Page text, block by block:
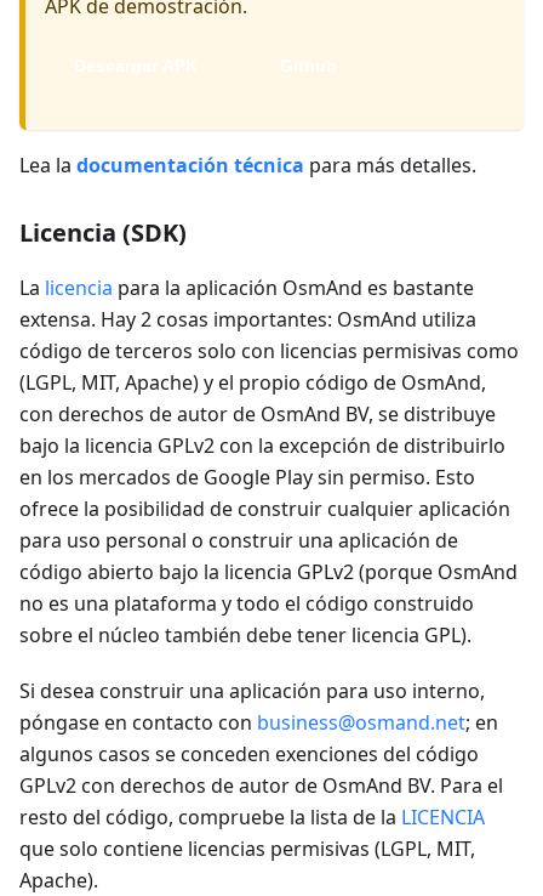
APK de demostración.
Descargar APK Github
Lea la documentación técnica para más detalles.
Licencia (SDK)
La licencia para la aplicación OsmAnd es bastante
extensa. Hay 2 cosas importantes: OsmAnd utiliza
código de terceros solo con licencias permisivas como
(LGPL, MIT, Apache) y el propio código de OsmAnd,
con derechos de autor de OsmAnd BV, se distribuye
bajo la licencia GPLv2 con la excepción de distribuirlo
en los mercados de Google Play sin permiso. Esto
ofrece la posibilidad de construir cualquier aplicación
para uso personal o construir una aplicación de
código abierto bajo la licencia GPLv2 (porque OsmAnd
no es una plataforma y todo el código construido
sobre el núcleo también debe tener licencia GPL).
Si desea construir una aplicación para uso interno,
póngase en contacto con business@osmand.net; en
algunos casos se conceden exenciones del código
GPLv2 con derechos de autor de OsmAnd BV. Para el
resto del código, compruebe la lista de la LICENCIA
que solo contiene licencias permisivas (LGPL, MIT,
Apache).